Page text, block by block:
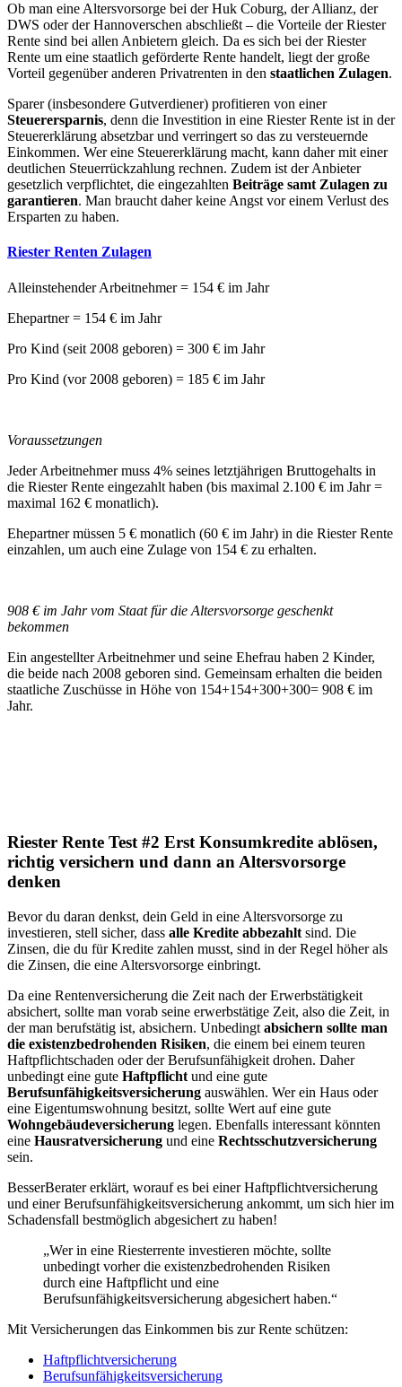
Ob man eine Altersvorsorge bei der Huk Coburg, der Allianz, der
DWS oder der Hannoverschen abschließt – die Vorteile der Riester
Rente sind bei allen Anbietern gleich. Da es sich bei der Riester
Rente um eine staatlich geförderte Rente handelt, liegt der große
Vorteil gegenüber anderen Privatrenten in den staatlichen Zulagen.
Sparer (insbesondere Gutverdiener) profitieren von einer
Steuerersparnis, denn die Investition in eine Riester Rente ist in der
Steuererklärung absetzbar und verringert so das zu versteuernde
Einkommen. Wer eine Steuererklärung macht, kann daher mit einer
deutlichen Steuerrückzahlung rechnen. Zudem ist der Anbieter
gesetzlich verpflichtet, die eingezahlten Beiträge samt Zulagen zu
garantieren. Man braucht daher keine Angst vor einem Verlust des
Ersparten zu haben.
Riester Renten Zulagen
Alleinstehender Arbeitnehmer = 154 € im Jahr
Ehepartner = 154 € im Jahr
Pro Kind (seit 2008 geboren) = 300 € im Jahr
Pro Kind (vor 2008 geboren) = 185 € im Jahr
Voraussetzungen
Jeder Arbeitnehmer muss 4% seines letztjährigen Bruttogehalts in
die Riester Rente eingezahlt haben (bis maximal 2.100 € im Jahr =
maximal 162 € monatlich).
Ehepartner müssen 5 € monatlich (60 € im Jahr) in die Riester Rente
einzahlen, um auch eine Zulage von 154 € zu erhalten.
908 € im Jahr vom Staat für die Altersvorsorge geschenkt
bekommen
Ein angestellter Arbeitnehmer und seine Ehefrau haben 2 Kinder,
die beide nach 2008 geboren sind. Gemeinsam erhalten die beiden
staatliche Zuschüsse in Höhe von 154+154+300+300= 908 € im
Jahr.
Riester Rente Test #2 Erst Konsumkredite ablösen,
richtig versichern und dann an Altersvorsorge
denken
Bevor du daran denkst, dein Geld in eine Altersvorsorge zu
investieren, stell sicher, dass alle Kredite abbezahlt sind. Die
Zinsen, die du für Kredite zahlen musst, sind in der Regel höher als
die Zinsen, die eine Altersvorsorge einbringt.
Da eine Rentenversicherung die Zeit nach der Erwerbstätigkeit
absichert, sollte man vorab seine erwerbstätige Zeit, also die Zeit, in
der man berufstätig ist, absichern. Unbedingt absichern sollte man
die existenzbedrohenden Risiken, die einem bei einem teuren
Haftpflichtschaden oder der Berufsunfähigkeit drohen. Daher
unbedingt eine gute Haftpflicht und eine gute
Berufsunfähigkeitsversicherung auswählen. Wer ein Haus oder
eine Eigentumswohnung besitzt, sollte Wert auf eine gute
Wohngebäudeversicherung legen. Ebenfalls interessant könnten
eine Hausratversicherung und eine Rechtsschutzversicherung
sein.
BesserBerater erklärt, worauf es bei einer Haftpflichtversicherung
und einer Berufsunfähigkeitsversicherung ankommt, um sich hier im
Schadensfall bestmöglich abgesichert zu haben!
„Wer in eine Riesterrente investieren möchte, sollte
unbedingt vorher die existenzbedrohenden Risiken
durch eine Haftpflicht und eine
Berufsunfähigkeitsversicherung abgesichert haben.“
Mit Versicherungen das Einkommen bis zur Rente schützen:
Haftpflichtversicherung
Berufsunfähigkeitsversicherung